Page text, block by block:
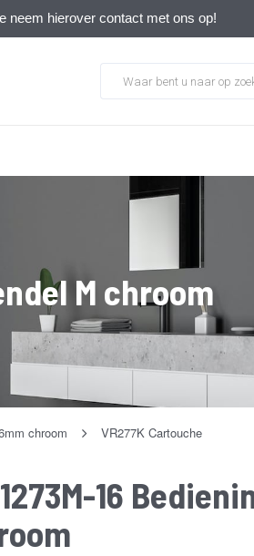
neem hierover contact met ons op!
M chroom
chroom
VR277K Cartouche
16